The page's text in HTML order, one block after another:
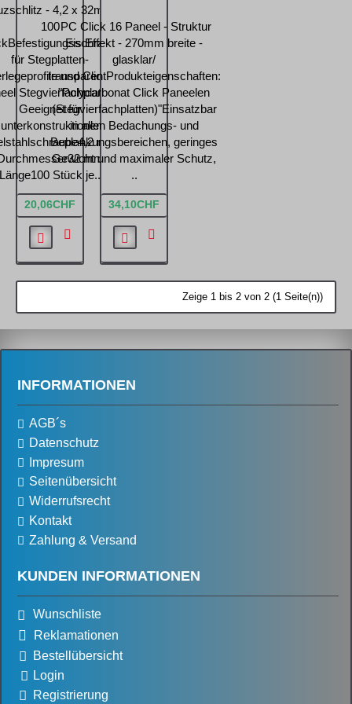
- 4,2 x 32mm -
100
für Stegplatten-
und Click-
Stegvierfachplatten.
Geeignet für
mm
mm
Länge100 Stück je..
20,06CHF
PC Click 16 Paneel - Struktur
Eis Effekt - 270mm breite -
glasklar/
transparentProdukteigenschaften:
"Polycarbonat Click Paneelen
(Stegvierfachplatten)"Einsatzbar
in allen Bedachungs- und
Beplankungsbereichen, geringes
Gewicht und maximaler Schutz,
..
34,10CHF
Zeige 1 bis 2 von 2 (1 Seite(n))
INFORMATIONEN
AGB´s
Datenschutz
Impresum
Seitenübersicht
Widerrufsrecht
Kontakt
Zahlung & Versand
KUNDEN INFORMATIONEN
Wunschliste
Reklamationen
Bestellübersicht
Login
Registrierung